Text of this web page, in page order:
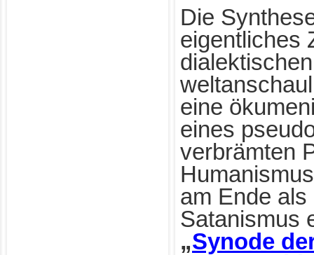
Die
eigentliches
eine
eines
verbrämten
am Ende als
Satanismus
„Synode